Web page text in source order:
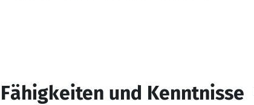
Fähigkeiten und Kenntnisse